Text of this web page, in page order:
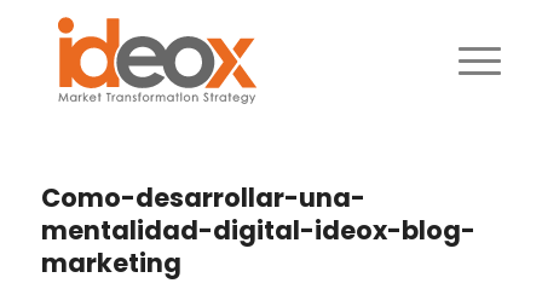
Como-desarrollar-una-
mentalidad-digital-ideox-blog-
marketing